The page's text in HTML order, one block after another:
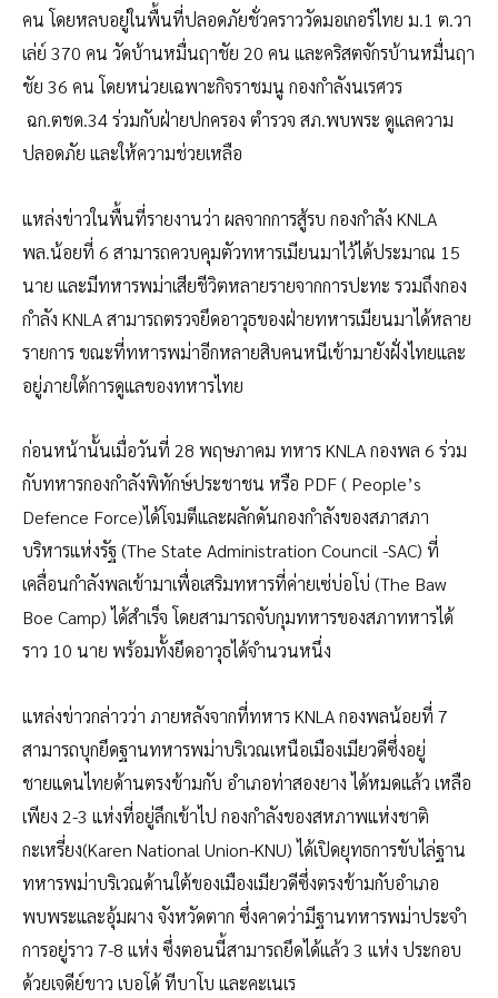
คน โดยหลบอยู่ในพื้นที่ปลอดภัยชั่วคราววัดมอเกอร์ไทย ม.1 ต.วา
เล่ย์ 370 คน วัดบ้านหมื่นฤาชัย 20 คน และคริสตจักรบ้านหมื่นฤา
ชัย 36 คน โดยหน่วยเฉพาะกิจราชมนู กองกำลังนเรศวร
ฉก.ตชด.34 ร่วมกับฝ่ายปกครอง ตำรวจ สภ.พบพระ ดูแลความ
ปลอดภัย และให้ความช่วยเหลือ
แหล่งข่าวในพื้นที่รายงานว่า ผลจากการสู้รบ กองกำลัง KNLA
พล.น้อยที่ 6 สามารถควบคุมตัวทหารเมียนมาไว้ได้ประมาณ 15
นาย และมีทหารพม่าเสียชีวิตหลายรายจากการปะทะ รวมถึงกอง
กำลัง KNLA สามารถตรวจยึดอาวุธของฝ่ายทหารเมียนมาได้หลาย
รายการ ขณะที่ทหารพม่าอีกหลายสิบคนหนีเข้ามายังฝั่งไทยและ
อยู่ภายใต้การดูแลของทหารไทย
ก่อนหน้านั้นเมื่อวันที่ 28 พฤษภาคม ทหาร KNLA กองพล 6 ร่วม
กับทหารกองกำลังพิทักษ์ประชาชน หรือ PDF ( People’s
Defence Force)ได้โจมตีและผลักดันกองกำลังของสภาสภา
บริหารแห่งรัฐ (The State Administration Council -SAC) ที่
เคลื่อนกำลังพลเข้ามาเพื่อเสริมทหารที่ค่ายเซ่บ่อโบ่ (The Baw
Boe Camp) ได้สำเร็จ โดยสามารถจับกุมทหารของสภาทหารได้
ราว 10 นาย พร้อมทั้งยึดอาวุธได้จำนวนหนึ่ง
แหล่งข่าวกล่าวว่า ภายหลังจากที่ทหาร KNLA กองพลน้อยที่ 7
สามารถบุกยึดฐานทหารพม่าบริเวณเหนือเมืองเมียวดีซึ่งอยู่
ชายแดนไทยด้านตรงข้ามกับ อำเภอท่าสองยาง ได้หมดแล้ว เหลือ
เพียง 2-3 แห่งที่อยู่ลึกเข้าไป กองกำลังของสหภาพแห่งชาติ
กะเหรี่ยง(Karen National Union-KNU) ได้เปิดยุทธการขับไล่ฐาน
ทหารพม่าบริเวณด้านใต้ของเมืองเมียวดีซึ่งตรงข้ามกับอำเภอ
พบพระและอุ้มผาง จังหวัดตาก ซึ่งคาดว่ามีฐานทหารพม่าประจำ
การอยู่ราว 7-8 แห่ง ซึ่งตอนนี้สามารถยึดได้แล้ว 3 แห่ง ประกอบ
ด้วยเจดีย์ขาว เบอโด้ ทีบาโบ และคะเนเร